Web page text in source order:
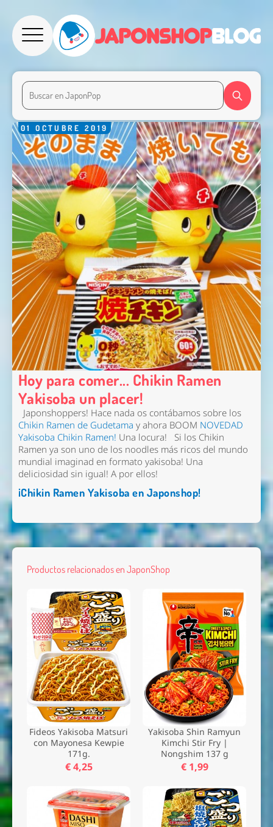
01 OCTUBRE 2019
Hoy para comer... Chikin Ramen
Yakisoba un placer!
Japonshoppers! Hace nada os contábamos sobre los
Chikin Ramen de Gudetama y ahora BOOM NOVEDAD
Yakisoba Chikin Ramen! Una locura! Si los Chikin
Ramen ya son uno de los noodles más ricos del mundo
mundial imaginad en formato yakisoba! Una
deliciosidad sin igual! A por ellos!
¡Chikin Ramen Yakisoba en Japonshop!
Productos relacionados en JaponShop
Fideos Yakisoba Matsuri
con Mayonesa Kewpie
171g.
€ 4,25
Yakisoba Shin Ramyun
Kimchi Stir Fry |
Nongshim 137 g
€ 1,99